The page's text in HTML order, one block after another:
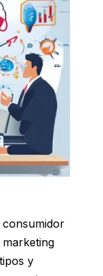
consumidor
y